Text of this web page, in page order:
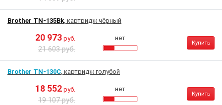
Brother TN-135Bk, картридж чёрный
20 973 руб.
21 603 руб.
нет
Купить
Brother TN-130C, картридж голубой
18 552 руб.
19 107 руб.
нет
Купить